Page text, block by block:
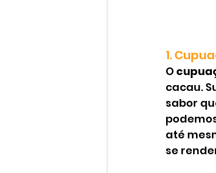
1.
O
cacau.
sabor
até
se